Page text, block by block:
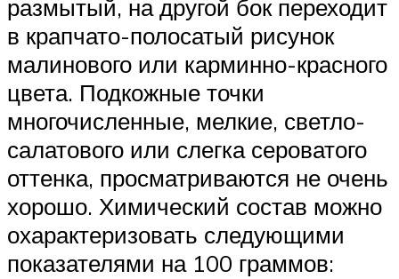
размытый, на другой бок переходит
в крапчато-полосатый рисунок
малинового или карминно-красного
цвета. Подкожные точки
многочисленные, мелкие, светло-
салатового или слегка сероватого
оттенка, просматриваются не очень
хорошо. Химический состав можно
охарактеризовать следующими
показателями на 100 граммов: